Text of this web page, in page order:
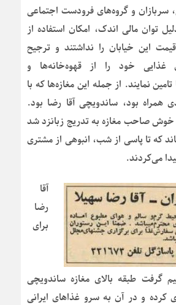
سربازان و گروه‌های فرودست اجتماعی
توان مالی اندک، امکان استفاده از
این خیابان را نداشتند و ترجیح
غذایی خود را از قهوه‌خانه‌ها و
نمایند. از جمله این مغازه‌ها که با
همراه بود، ساندویچی آقا رضا بود.
خوش صاحب مغازه به تدریج زبانزد شد
که تا پاسی از شب، انبوهی از مشتری
می‌کردند.
آقا
رضا
برای
گرفت طبقه بالای مغازه ساندویچی
کرده و در آن به سرو غذاهای ایرانی